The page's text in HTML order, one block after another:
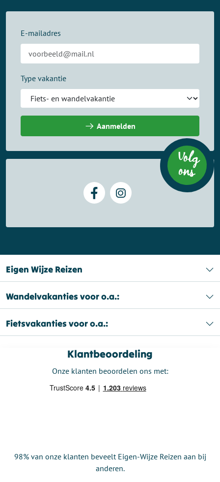
E-mailadres
Type vakantie
Aanmelden
Volg
on
s
Eigen Wijze Reizen
Wandelvakanties voor o.a.:
Fietsvakanties voor o.a.:
Klantbeoordeling
Onze klanten beoordelen ons met:
98% van onze klanten beveelt Eigen-Wijze Reizen aan bij
anderen.